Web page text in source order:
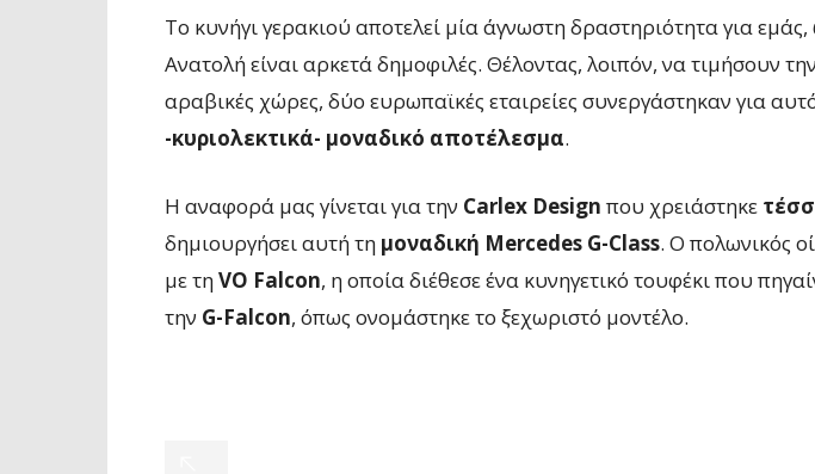
Το κυνήγι γερακιού αποτελεί μία άγνωστη δραστηριότητα για
Ανατολή είναι αρκετά δημοφιλές. Θέλοντας, λοιπόν, να τιμήσουν
αραβικές χώρες, δύο ευρωπαϊκές εταιρείες συνεργάστηκαν για
-κυριολεκτικά- μοναδικό αποτέλεσμα.
Η αναφορά μας γίνεται για την Carlex Design που χρειάστηκε
δημιουργήσει αυτή τη μοναδική Mercedes G-Class. Ο πολωνικός
με τηVO Falcon, η οποία διέθεσε ένα κυνηγετικό τουφέκι που
την G-Falcon, όπως ονομάστηκε το ξεχωριστό μοντέλο.